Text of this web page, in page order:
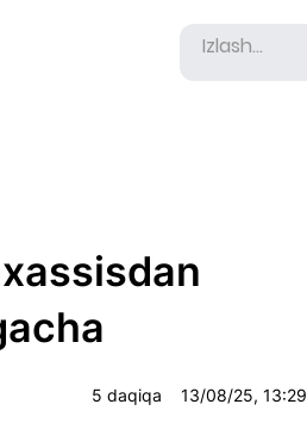
5 daqiqa 13/08/25, 13:29